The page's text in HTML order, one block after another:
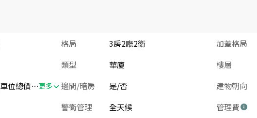
格局 3房2廳2衛
加蓋格局
類型 華廈
樓層
3個坡道平面(車位總價：750萬)更多 邊間/暗房 是/否
建物朝向
警衛管理 全天候 管理費